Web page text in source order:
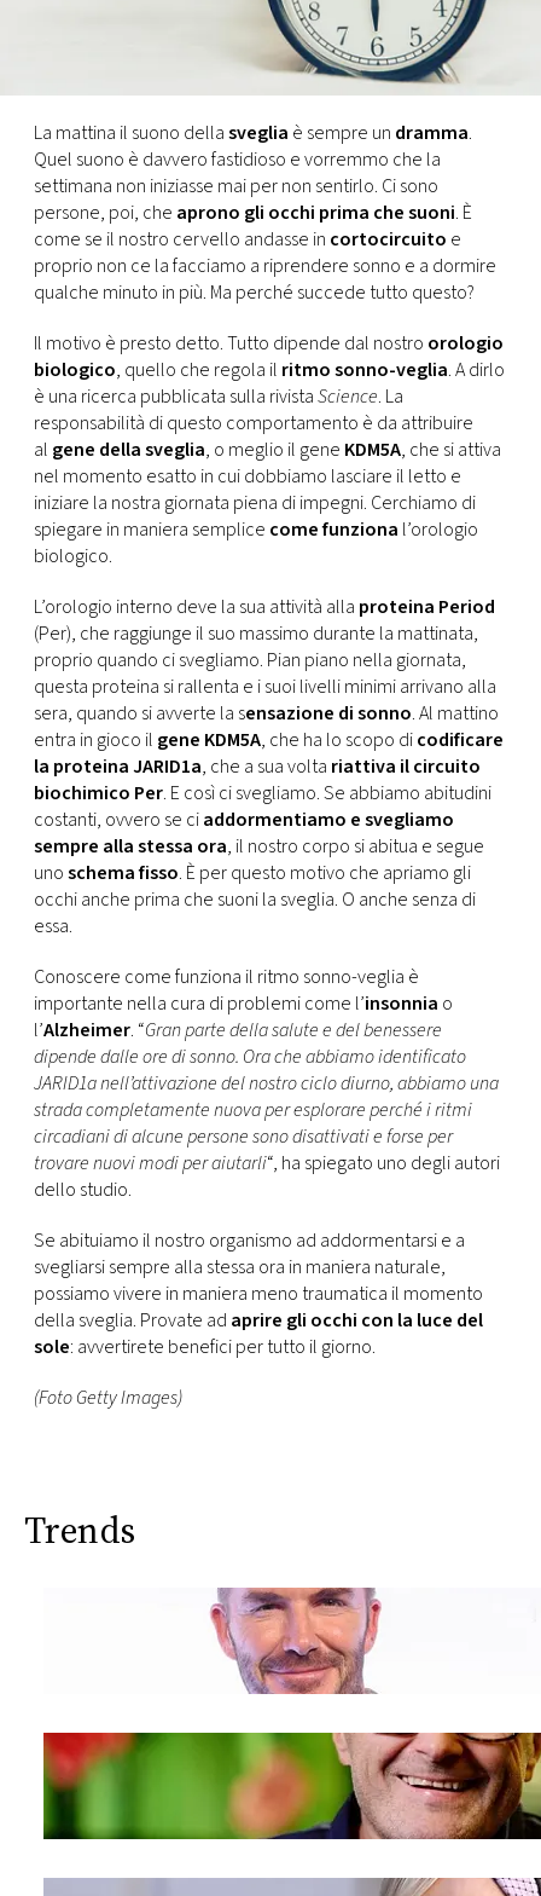
PRINCIPATO
DI
MONACO
RMC
CONSIGLIA
La mattina il suono dellasveglia è sempre un dramma.
Quel suono è davvero fastidioso e vorremmo che la
settimana non iniziasse mai per non sentirlo. Ci sono
persone, poi, che aprono gli occhi prima che suoni. È
come se il nostro cervello andasse in cortocircuito e
proprio non ce la facciamo a riprendere sonno e a dormire
qualche minuto in più. Ma perché succede tutto questo?
Il motivo è presto detto. Tutto dipende dal nostro orologio
biologico, quello che regola il ritmo sonno-veglia. A dirlo
è una ricerca pubblicata sulla rivistaScience. La
responsabilità di questo comportamento è da attribuire
al gene della sveglia, o meglio il gene KDM5A, che si attiva
nel momento esatto in cui dobbiamo lasciare il letto e
iniziare la nostra giornata piena di impegni. Cerchiamo di
spiegare in maniera semplice come funziona l’orologio
biologico.
L’orologio interno deve la sua attività alla proteina Period
(Per), che raggiunge il suo massimo durante la mattinata,
proprio quando ci svegliamo. Pian piano nella giornata,
questa proteina si rallenta e i suoi livelli minimi arrivano alla
sera, quando si avverte la sensazione di sonno. Al mattino
entra in gioco il gene KDM5A, che ha lo scopo dicodificare
la proteina JARID1a, che a sua volta riattiva il circuito
biochimico Per. E così ci svegliamo. Se abbiamo abitudini
costanti, ovvero se ciaddormentiamo e svegliamo
sempre alla stessa ora, il nostro corpo si abitua e segue
unoschema fisso. È per questo motivo che apriamo gli
occhi anche prima che suoni la sveglia. O anche senza di
essa.
Conoscere come funziona il ritmo sonno-veglia è
importante nella cura di problemi come l’insonnia o
l’Alzheimer. “Gran parte della salute e del benessere
dipende dalle ore di sonno. Ora che abbiamo identificato
JARID1a nell’attivazione del nostro ciclo diurno, abbiamo una
strada completamente nuova per esplorare perché i ritmi
circadiani di alcune persone sono disattivati ​​e forse per
trovare nuovi modi per aiutarli“, ha spiegato uno degli autori
dello studio.
Se abituiamo il nostro organismo ad addormentarsi e a
svegliarsi sempre alla stessa ora in maniera naturale,
possiamo vivere in maniera meno traumatica il momento
della sveglia. Provate ad aprire gli occhi con la luce del
sole: avvertirete benefici per tutto il giorno.
(Foto Getty Images)
Trends